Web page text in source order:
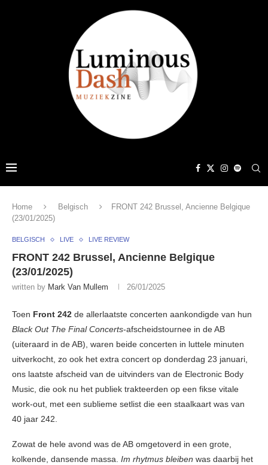
Home Belgisch
FRONT 242 Brussel, Ancienne Belgique
(23/01/2025)
BELGISCH LIVE LIVE REVIEW
FRONT 242 Brussel, Ancienne Belgique
(23/01/2025)
written by Mark Van Mullem 26/01/2025
Toen Front 242 de allerlaatste concerten aankondigde van hun
Black Out The Final Concerts-afscheidstournee in de AB
(uiteraard in de AB), waren beide concerten in luttele minuten
uitverkocht, zo ook het extra concert op donderdag 23 januari,
ons laatste afscheid van de uitvinders van de Electronic Body
Music, die ook nu het publiek trakteerden op een fikse vitale
work-out, met een sublieme setlist die een staalkaart was van
40 jaar 242.
Zowat de hele avond was de AB omgetoverd in een grote,
kolkende, dansende massa. Im rhytmus bleiben was daarbij het